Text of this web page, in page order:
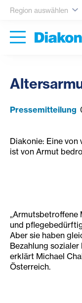
Region auswählen
Pressemitteilung
Diakonie: Eine von
ist von Armut
„Armutsbetroffene
und
Aber sie haben
Bezahlung
erklärt Michael
Österreich.